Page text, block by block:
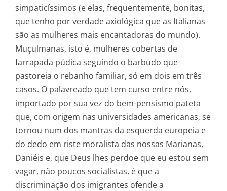
simpaticíssimos (e elas, frequentemente, bonitas,
que tenho por verdade axiológica que as Italianas
são as mulheres mais encantadoras do mundo).
Muçulmanas, isto é, mulheres cobertas de
farrapada púdica seguindo o barbudo que
pastoreia o rebanho familiar, só em dois em três
casos. O palavreado que tem curso entre nós,
importado por sua vez do bem-pensismo pateta
que, com origem nas universidades americanas, se
tornou num dos mantras da esquerda europeia e
do dedo em riste moralista das nossas Marianas,
Daniéis e, que Deus lhes perdoe que eu estou sem
vagar, não poucos socialistas, é que a
discriminação dos imigrantes ofende a